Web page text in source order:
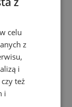
i rozprasza
celu
z
i
też
i